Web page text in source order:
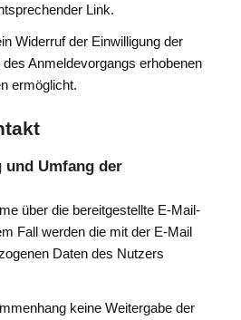
Link.
Widerruf der Einwilligung der
Anmeldevorgangs erhobenen
ermöglicht.
Umfang der
über die bereitgestellte E-Mail-
Fall werden die mit der E-Mail
Daten des Nutzers
keine Weitergabe der